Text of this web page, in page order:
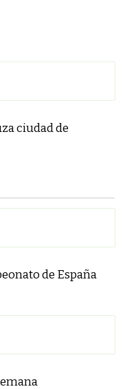
ciudad de
de España